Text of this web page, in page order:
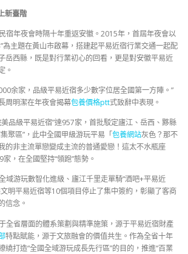
新臺階
宿年夜會時隔十年重返安徽。2015年，首屆年夜會以
為主題在黃山市啟幕，搭建起平易近宿行業交通一起配
岳西縣，既是對行業初心的回看，更是對安徽平易近
。
余家，品級平易近宿多少數字位居全國第一方陣。”
周明潔在年夜會揭幕包養價格ptt式致辭中表現。
品級平易近宿”達957家，首批駁定廬江、岳西、黟縣
聚區”，此中全國甲級游玩平易「包養網站灰色？那不
的非主流單戀變成主流的普通愛戀！這太不水瓶座
，在全國堅持“領跑”態勢。
域游玩數智化進級、廬江千里走單騎“酒吧+平易近
明平易近宿等10個項目停止了集中簽約，彰顯了客商
信念。
全省層面的體系策劃與精準施策，源于平易近宿財產
特點賦能，源于文旅融會的價值共生。作為全省十年
繞打造“全國全域游玩成長先行區”的目的，推進“百業